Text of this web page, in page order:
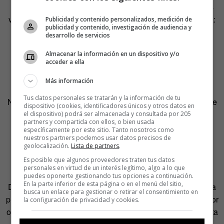
no de espíritus malignos. En las mansiones británicas las
víctimas son la niñera, la cocinera o la dama de compañía:
gente corriente.
El público tampoco puede identificarse con un grupo de
soldados curtidos o de mercenarios como en Predator,
aunque en esta saga no falta la tensión.
No basta que los personajes sean gente corriente para que
el público sienta miedo. Es necesario que el público
conozca bien a los personajes: sus miedos, defectos,
debilidades, obsesiones, frustraciones, deseos…
Scream comienza con la muerte de un personaje
desconocido interpretado por una actriz muy conocida:
Drew Barrymore. Si una actriz desconocida hubiera sido la
primera víctima, el impacto en el público hubiera sido menor
o incluso nulo, como ocurre con las víctimas de la clase alta
Publicidad y contenido personalizados, medición de
publicidad y contenido, investigación de audiencia y
desarrollo de servicios
Almacenar la información en un dispositivo y/o
acceder a ella
Más información
Tus datos personales se tratarán y la información de tu
dispositivo (cookies, identificadores únicos y otros datos en
el dispositivo) podrá ser almacenada y consultada por 205
partners y compartida con ellos, o bien usada
específicamente por este sitio. Tanto nosotros como
nuestros partners podemos usar datos precisos de
geolocalización. Lista de partners.
Es posible que algunos proveedores traten tus datos
personales en virtud de un interés legítimo, algo a lo que
puedes oponerte gestionando tus opciones a continuación.
En la parte inferior de esta página o en el menú del sitio,
busca un enlace para gestionar o retirar el consentimiento en
la configuración de privacidad y cookies.